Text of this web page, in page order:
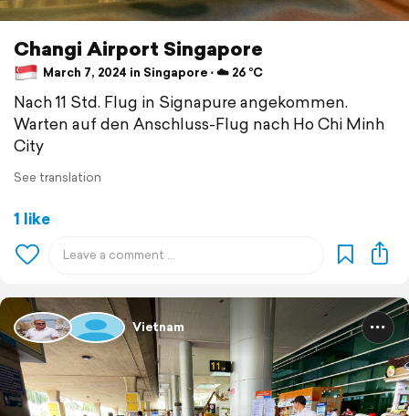
Changi Airport Singapore
March 7, 2024 in Singapore ⋅ ☁️ 26 °C
Nach 11 Std. Flug in Signapure angekommen.
Warten auf den Anschluss-Flug nach Ho Chi Minh
City
See translation
1 like
Vietnam